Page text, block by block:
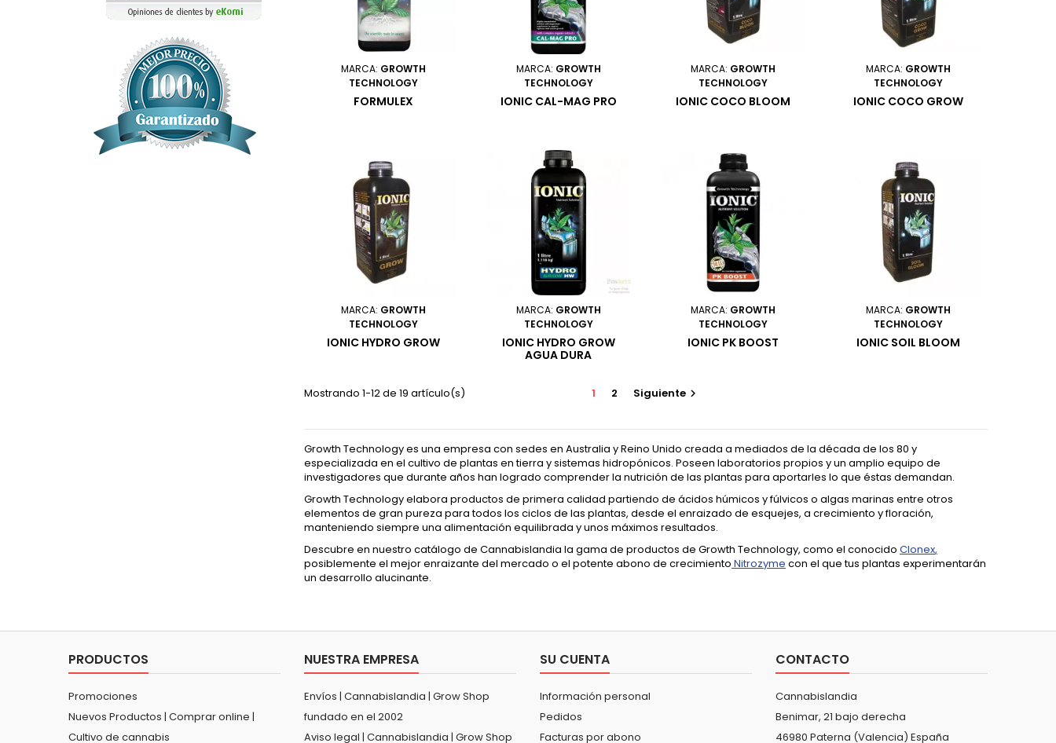
MARCA: GROWTH
TECHNOLOGY
FORMULEX
MARCA: GROWTH
TECHNOLOGY
IONIC CAL-MAG PRO
MARCA: GROWTH
TECHNOLOGY
IONIC COCO BLOOM
MARCA: GROWTH
TECHNOLOGY
IONIC COCO GROW
MARCA: GROWTH
TECHNOLOGY
IONIC HYDRO GROW
MARCA: GROWTH
TECHNOLOGY
IONIC HYDRO GROW
AGUA DURA
MARCA: GROWTH
TECHNOLOGY
IONIC PK BOOST
MARCA: GROWTH
TECHNOLOGY
IONIC SOIL BLOOM
Mostrando 1-12 de 19 artículo(s) 1 2 Siguiente 
Growth Technology es una empresa con sedes en Australia y Reino Unido creada a mediados de la década de los 80 y
especializada en el cultivo de plantas en tierra y sistemas hidropónicos. Poseen laboratorios propios y un amplio equipo de
investigadores que durante años han logrado comprender la nutrición de las plantas para aportarles lo que éstas demandan.
Growth Technology elabora productos de primera calidad partiendo de ácidos húmicos y fúlvicos o algas marinas entre otros
elementos de gran pureza para todos los ciclos de las plantas, desde el enraizado de esquejes, a crecimiento y floración,
manteniendo siempre una alimentación equilibrada y unos máximos resultados.
Descubre en nuestro catálogo de Cannabislandia la gama de productos de Growth Technology, como el conocido Clonex,
posiblemente el mejor enraizante del mercado o el potente abono de crecimiento Nitrozyme con el que tus plantas experimentarán
un desarrollo alucinante.
PRODUCTOS
Promociones
Nuevos Productos | Comprar online |
Cultivo de cannabis
NUESTRA EMPRESA
Envíos | Cannabislandia | Grow Shop
fundado en el 2002
Aviso legal | Cannabislandia | Grow Shop
SU CUENTA
Información personal
Pedidos
Facturas por abono
CONTACTO
Cannabislandia
Benimar, 21 bajo derecha
46980 Paterna (Valencia) España